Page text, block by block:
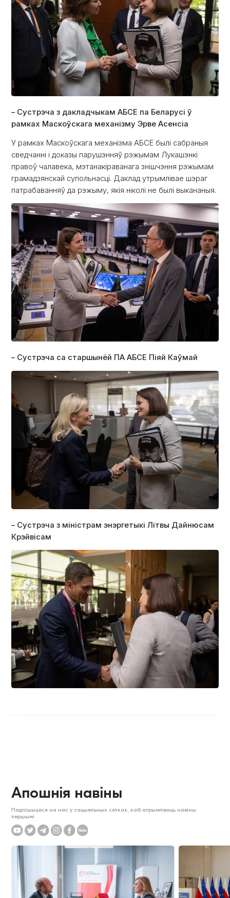
– Сустрэча з дакладчыкам АБСЕ па Беларусі ў
рамках Маскоўскага механізму Эрве Асенсіа
У рамках Маскоўскага механізма АБСЕ былі сабраныя
сведчанні і доказы парушэнняў рэжымам Лукашэнкі
правоў чалавека, мэтанакіраванага знішчэння рэжымам
грамадзянскай супольнасці. Даклад утрымлівае шэраг
патрабаванняў да рэжыму, якія ніколі не былі выкананыя.
– Сустрэча са старшынёй ПА АБСЕ Піяй Каўмай
– Сустрэча з міністрам энэргетыкі Літвы Дайнюсам
Крэйвісам
Апошнія навіны
Падпішыцеся на нас у сацыяльных сетках, каб атрымліваць навіны
першымі